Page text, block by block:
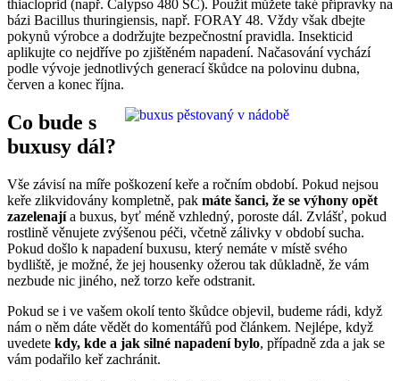
thiacloprid (např. Calypso 480 SC). Použít můžete také přípravky na
bázi Bacillus thuringiensis, např. FORAY 48. Vždy však dbejte
pokynů výrobce a dodržujte bezpečnostní pravidla. Insekticid
aplikujte co nejdříve po zjištěném napadení. Načasování vychází
podle vývoje jednotlivých generací škůdce na polovinu dubna,
červen a konec října.
Co bude s
buxusy dál?
Vše závisí na míře poškození keře a ročním období. Pokud nejsou
keře zlikvidovány kompletně, pak máte šanci, že se výhony opět
zazelenajía buxus, byť méně vzhledný, poroste dál. Zvlášť, pokud
rostlině věnujete zvýšenou péči, včetně zálivky v období sucha.
Pokud došlo k napadení buxusu, který nemáte v místě svého
bydliště, je možné, že jej housenky ožerou tak důkladně, že vám
nezbude nic jiného, než torzo keře odstranit.
Pokud se i ve vašem okolí tento škůdce objevil, budeme rádi, když
nám o něm dáte vědět do komentářů pod článkem. Nejlépe, když
uvedete kdy, kde a jak silné napadení bylo, případně zda a jak se
vám podařilo keř zachránit.